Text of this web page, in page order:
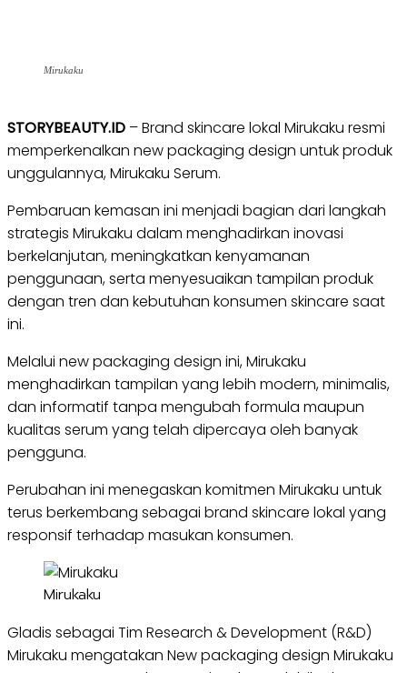
Mirukaku
STORYBEAUTY.ID – Brand skincare lokal Mirukaku resmi
memperkenalkan new packaging design untuk produk
unggulannya, Mirukaku Serum.
Pembaruan kemasan ini menjadi bagian dari langkah
strategis Mirukaku dalam menghadirkan inovasi
berkelanjutan, meningkatkan kenyamanan
penggunaan, serta menyesuaikan tampilan produk
dengan tren dan kebutuhan konsumen skincare saat
ini.
Melalui new packaging design ini, Mirukaku
menghadirkan tampilan yang lebih modern, minimalis,
dan informatif tanpa mengubah formula maupun
kualitas serum yang telah dipercaya oleh banyak
pengguna.
Perubahan ini menegaskan komitmen Mirukaku untuk
terus berkembang sebagai brand skincare lokal yang
responsif terhadap masukan konsumen.
Mirukaku
Gladis sebagai Tim Research & Development (R&D)
Mirukaku mengatakan New packaging design Mirukaku